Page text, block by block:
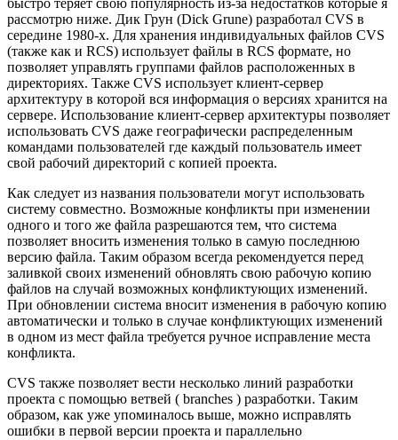
быстро теряет свою популярность из-за недостатков которые я
рассмотрю ниже. Дик Грун (Dick Grune) разработал CVS в
середине 1980-х. Для хранения индивидуальных файлов CVS
(также как и RCS) использует файлы в RCS формате, но
позволяет управлять группами файлов расположенных в
директориях. Также CVS использует клиент-сервер
архитектуру в которой вся информация о версиях хранится на
сервере. Использование клиент-сервер архитектуры позволяет
использовать CVS даже географически распределенным
командами пользователей где каждый пользователь имеет
свой рабочий директорий с копией проекта.
Как следует из названия пользователи могут использовать
систему совместно. Возможные конфликты при изменении
одного и того же файла разрешаются тем, что система
позволяет вносить изменения только в самую последнюю
версию файла. Таким образом всегда рекомендуется перед
заливкой своих изменений обновлять свою рабочую копию
файлов на случай возможных конфликтующих изменений.
При обновлении система вносит изменения в рабочую копию
автоматически и только в случае конфликтующих изменений
в одном из мест файла требуется ручное исправление места
конфликта.
CVS также позволяет вести несколько линий разработки
проекта с помощью ветвей ( branches ) разработки. Таким
образом, как уже упоминалось выше, можно исправлять
ошибки в первой версии проекта и параллельно